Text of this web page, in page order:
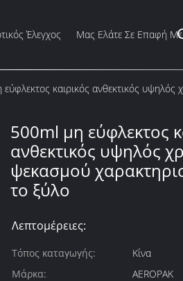
Έλεγχος Μας Ελάτε Σε Επαφή Με
καιρικός ανθεκτικός
500ml μη εύφλεκτος
ανθεκτικός υψηλός
ψεκασμού
το ξύλο
Λεπτομέρειες:
Τόπος καταγωγής:
Κίνα
Μάρκα:
AEROPAK